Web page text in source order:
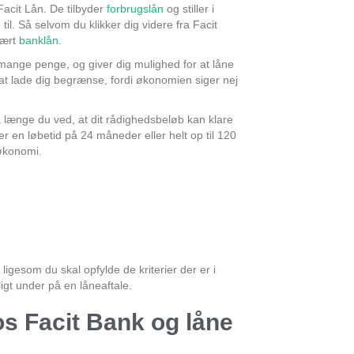
Lån. De tilbyder forbrugslån og stiller i
Så selvom du klikker dig videre fra Facit
banklån
penge, og giver dig mulighed for at låne
lade dig begrænse, fordi økonomien siger nej
du ved, at dit rådighedsbeløb kan klare
en løbetid på 24 måneder eller helt op til 120
du skal opfylde de kriterier der er i
under på en låneaftale.
Facit Bank og låne